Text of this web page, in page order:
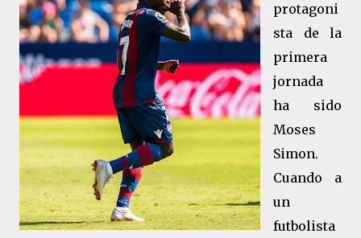
protagoni
sta de la
primera
jornada
ha sido
Moses
Simon.
Cuando a
un
futbolista